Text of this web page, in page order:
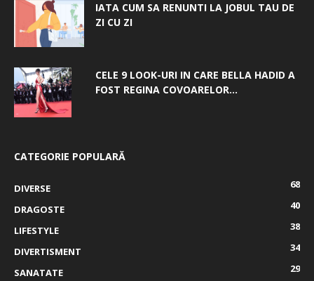
IATA CUM SA RENUNTI LA JOBUL TAU DE
ZI CU ZI
CELE 9 LOOK-URI IN CARE BELLA HADID A
FOST REGINA COVOARELOR...
CATEGORIE POPULARĂ
DIVERSE
68
DRAGOSTE
40
LIFESTYLE
38
DIVERTISMENT
34
SANATATE
29